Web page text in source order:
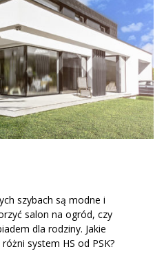
szybach są modne i
salon na ogród, czy
dla rodziny. Jakie
system HS od PSK?